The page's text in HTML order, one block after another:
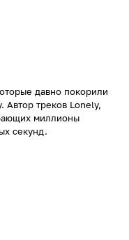
давно покорили
Автор треков Lonely,
миллионы
секунд.